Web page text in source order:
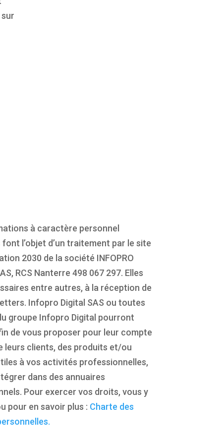
à caractère personnel
l’objet d’un traitement par le site
2030 de la société INFOPRO
RCS Nanterre 498 067 297. Elles
entre autres, à la réception de
Infopro Digital SAS ou toutes
groupe Infopro Digital pourront
de vous proposer pour leur compte
leurs clients, des produits et/ou
à vos activités professionnelles,
dans des annuaires
Pour exercer vos droits, vous y
pour en savoir plus : Charte des